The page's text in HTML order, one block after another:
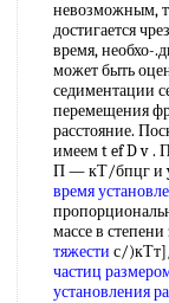
невозможным,
достигается
время, необхо-
может быть
седиментации
перемещения
расстояние.
имеем t ef D v .
П — кТ/бпцг и
время
массе в
тяжести с/
частиц
установления